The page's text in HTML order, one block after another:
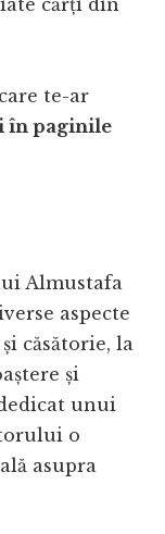
cărți din
te-ar
în paginile
Almustafa
aspecte
căsătorie, la
și
unui
o
asupra